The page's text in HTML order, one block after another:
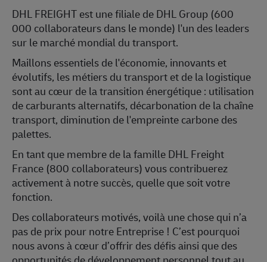
DHL FREIGHT est une filiale de DHL Group (600
000 collaborateurs dans le monde) l'un des leaders
sur le marché mondial du transport.
Maillons essentiels de l'économie, innovants et
évolutifs, les métiers du transport et de la logistique
sont au cœur de la transition énergétique : utilisation
de carburants alternatifs, décarbonation de la chaîne
transport, diminution de l'empreinte carbone des
palettes.
En tant que membre de la famille DHL Freight
France (800 collaborateurs) vous contribuerez
activement à notre succès, quelle que soit votre
fonction.
Des collaborateurs motivés, voilà une chose qui n’a
pas de prix pour notre Entreprise ! C’est pourquoi
nous avons à cœur d’offrir des défis ainsi que des